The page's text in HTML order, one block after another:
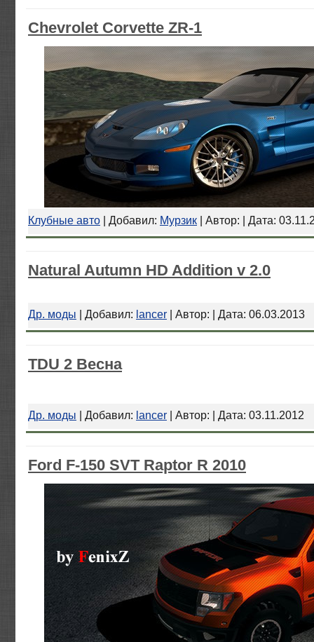
Chevrolet Corvette ZR-1
Клубные авто | Добавил: Мурзик | Автор: | Дата:
Natural Autumn HD Addition v 2.0
Др. моды | Добавил: lancer | Автор: | Дата: 06.03.2013
TDU 2 Весна
Др. моды | Добавил: lancer | Автор: | Дата: 03.11.2012
Ford F-150 SVT Raptor R 2010